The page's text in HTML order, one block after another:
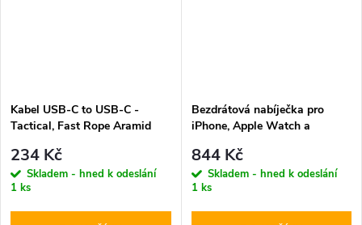
Kabel USB-C to USB-C -
Tactical, Fast Rope Aramid
234 Kč
Skladem - hned k odeslání
1 ks
Bezdrátová nabíječka pro
iPhone, Apple Watch a
QI15W-A47 Wireless Charger
White
844 Kč
Skladem - hned k odeslání
1 ks